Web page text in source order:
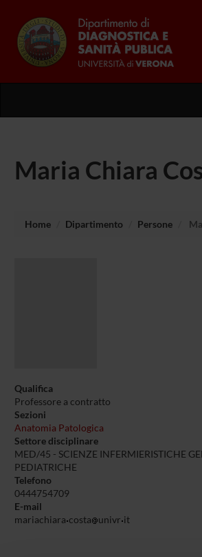
Maria Chiara
Home Dipartimento Persone
Qualifica
Professore a contratto
Sezioni
Anatomia Patologica
Settore disciplinare
MED/45 - SCIENZE INFERMIERISTICHE
PEDIATRICHE
Telefono
0444754709
E-mail
mariachiara costa univr it